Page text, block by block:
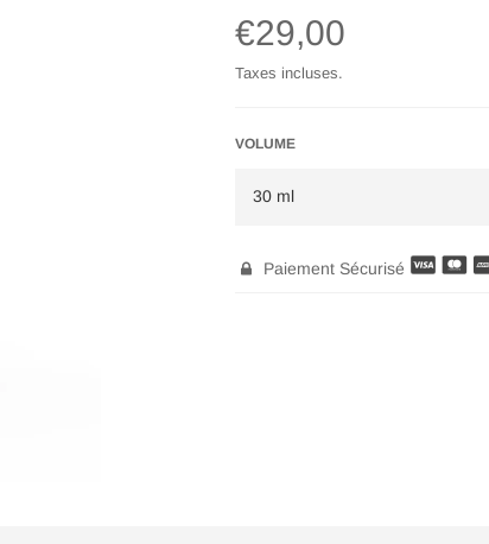
Prix
régulier
€29,00
Taxes incluses.
VOLUME
 Paiement Sécurisé